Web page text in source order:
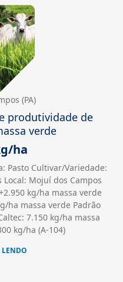
(PA)
produtividade de
verde
ha
Pasto Cultivar/Variedade:
Mojuí dos Campos
kg/ha massa verde
ha massa verde Padrão
7.150 kg/ha massa
kg/ha (A-104)